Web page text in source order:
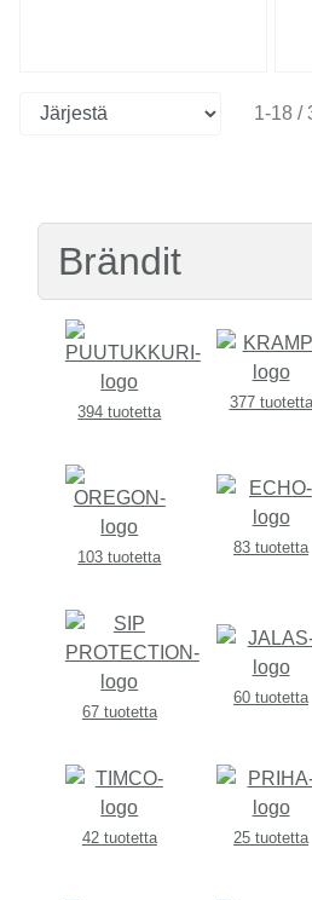
1-18 /
Brändit
394 tuotetta
377 tuotetta
103 tuotetta
83 tuotetta
67 tuotetta
60 tuotetta
42 tuotetta 25 tuotetta